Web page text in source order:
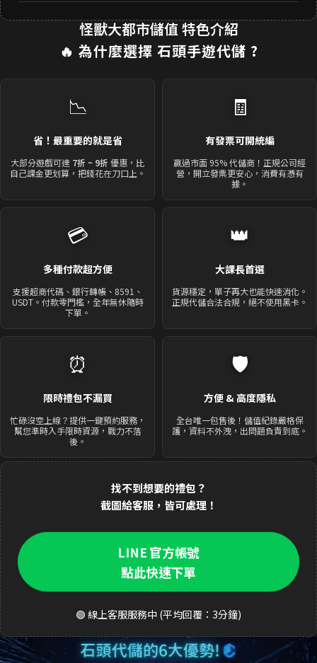
怪獸大都市儲值 特色介紹
🔥 為什麼選擇 石頭手遊代儲 ?
📉
省！最重要的就是省
大部分遊戲可達 7折 ~ 9折 優惠，比
自己課金更划算，把錢花在刀口上。
🧾
有發票可開統編
贏過市面 95% 代儲商！正規公司經
營，開立發票更安心，消費有憑有
據。
💳
多種付款超方便
支援超商代碼、銀行轉帳、8591、
USDT。付款零門檻，全年無休隨時
下單。
👑
大課長首選
貨源穩定，單子再大也能快速消化。
正規代儲合法合規，絕不使用黑卡。
⏰
限時禮包不漏買
忙碌沒空上線？提供一鍵預約服務，
幫您準時入手限時資源，戰力不落
後。
🛡️
方便 & 高度隱私
全台唯一包售後！儲值紀錄嚴格保
護，資料不外洩，出問題負責到底。
找不到想要的禮包？
截圖給客服，皆可處理！
LINE 官方帳號
點此快速下單
🟢 線上客服服務中 (平均回覆：3分鐘)